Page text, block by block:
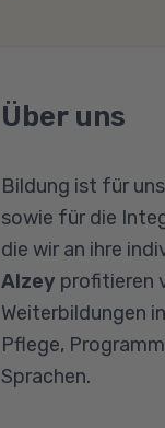
Über uns
Bildung ist für
sowie für die
die wir an ihre
Alzey profitieren
Weiterbildungen
Pflege,
Sprachen.